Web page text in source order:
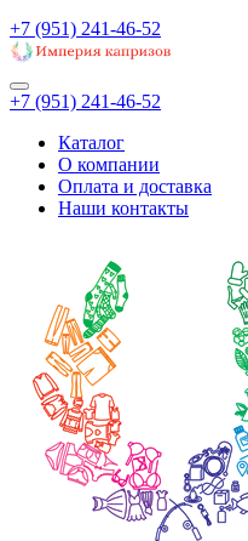
+7 (951) 241-46-52
+7 (951) 241-46-52
Каталог
О компании
Оплата и доставка
Наши контакты